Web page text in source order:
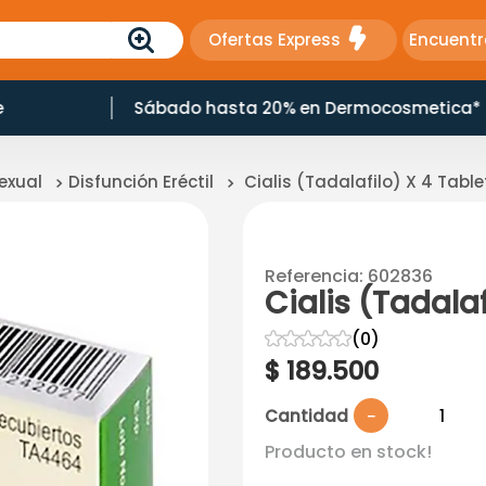
Ofertas Express
Sábado hasta 20% en Dermocosmetica*
Disfunción Eréctil Cialis (Tadalafilo) X 4
Referencia: 602836
Cialis
☆☆☆☆☆(0)
$ 189.500
Cantidad －
Producto en stock!